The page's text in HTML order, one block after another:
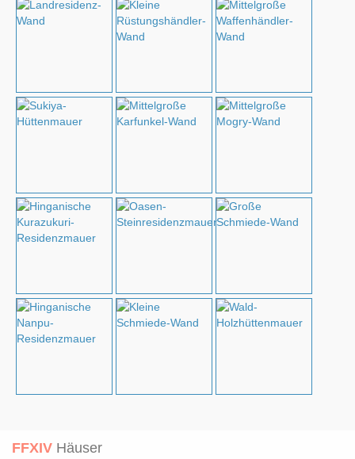
FFXIV Häuser